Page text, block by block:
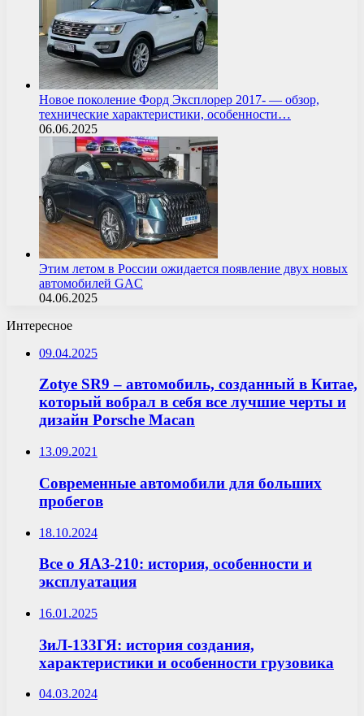
Новое поколение Форд Эксплорер 2017- — обзор,
технические характеристики, особенности…
06.06.2025
Этим летом в России ожидается появление двух новых
автомобилей GAC
04.06.2025
Интересное
09.04.2025
Zotye SR9 – автомобиль, созданный в Китае,
который вобрал в себя все лучшие черты и
дизайн Porsche Macan
13.09.2021
Современные автомобили для больших
пробегов
18.10.2024
Все о ЯАЗ-210: история, особенности и
эксплуатация
16.01.2025
ЗиЛ-133ГЯ: история создания,
характеристики и особенности грузовика
04.03.2024